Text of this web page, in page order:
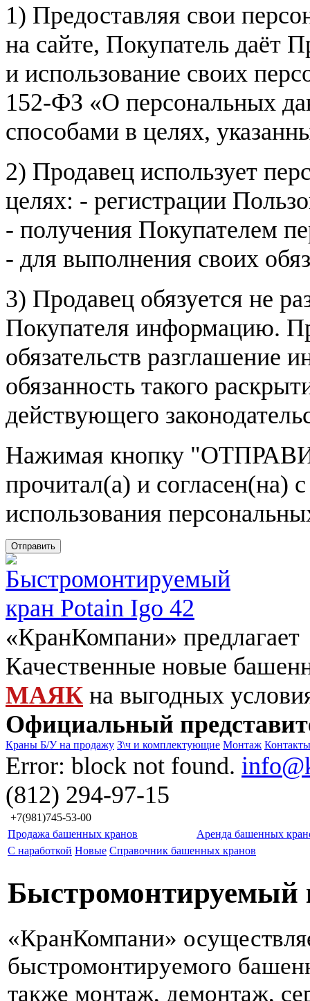
1) Предоставляя свои
на сайте, Покупатель даёт
и использование своих
152-ФЗ «О персональных
способами в целях,
2) Продавец использует
целях: - регистрации
- получения Покупателем
- для выполнения своих
3) Продавец обязуется не
Покупателя информацию.
обязательств разглашение
обязанность такого
действующего
Нажимая кнопку
прочитал(а) и согласен(на)
использования
Отправить
«КранКомпани» предлагает
Качественные новые
МАЯК на выгодных
Официальный
Краны Б/У на продажу З\ч и комплектующие Монтаж Контакты
Error: block not found.
(812) 294-97-15
+7(981)745-53-00
Продажа башенных кранов
Аренда башенных
С наработкой Новые Справочник башенных кранов
Быстромонтируемый
«КранКомпани»
быстромонтируемого
также монтаж, демонтаж,